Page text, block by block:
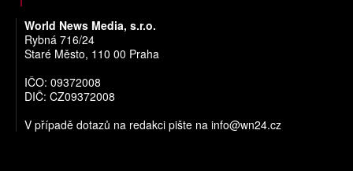
World News Media, s.r.o.
Rybná 716/24
Staré Město, 110 00 Praha
IČO: 09372008
DIČ: CZ09372008
V případě dotazů na redakci pište na info@wn24.cz